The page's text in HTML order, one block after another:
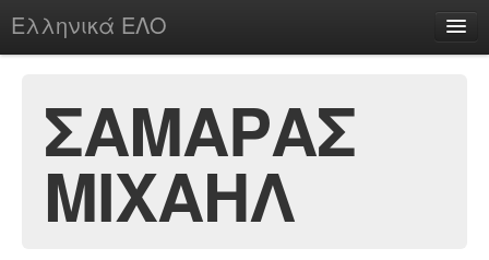
Ελληνικά ΕΛΟ
chesstu.be @ discord
Login
ΣΑΜΑΡΑΣ
ΜΙΧΑΗΛ